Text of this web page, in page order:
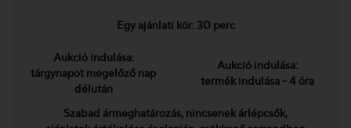
Egy ajánlati kör: 30 perc
Aukció indulása:
tárgynapot megelőző nap
délután
Aukció indulása:
termék indulása - 4 óra
Szabad ármeghatározás, nincsenek árlépcsők,